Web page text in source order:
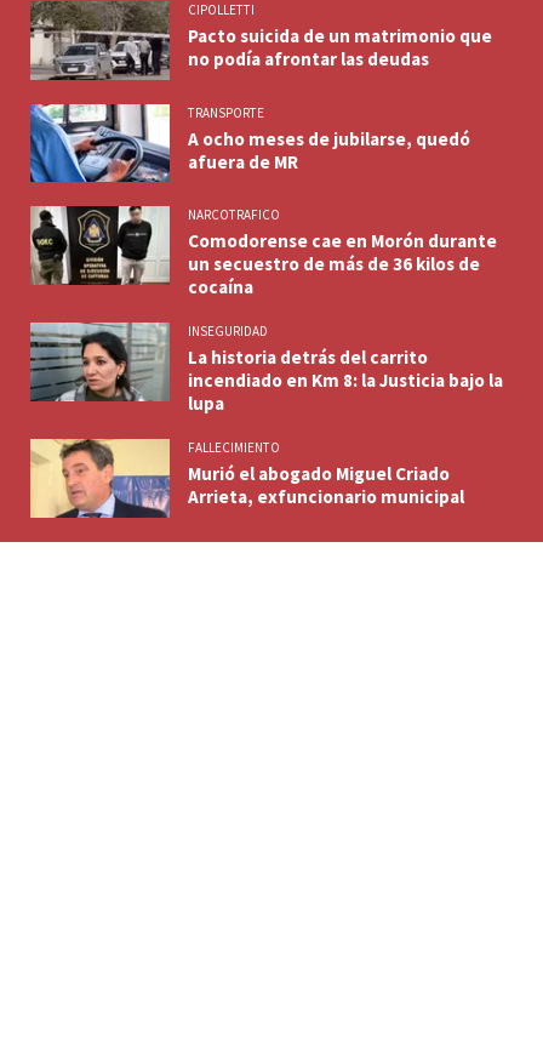
CIPOLLETTI
Pacto suicida de un matrimonio que
no podía afrontar las deudas
TRANSPORTE
A ocho meses de jubilarse, quedó
afuera de MR
NARCOTRAFICO
Comodorense cae en Morón durante
un secuestro de más de 36 kilos de
cocaína
INSEGURIDAD
La historia detrás del carrito
incendiado en Km 8: la Justicia bajo la
lupa
FALLECIMIENTO
Murió el abogado Miguel Criado
Arrieta, exfuncionario municipal